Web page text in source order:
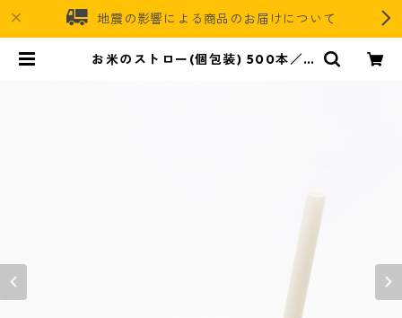
地震の影響による商品のお届けについて
お米のストロー(個包装) 500本／1